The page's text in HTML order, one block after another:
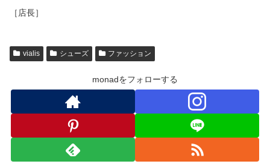
［店長］
vialis シューズ ファッション
monadをフォローする